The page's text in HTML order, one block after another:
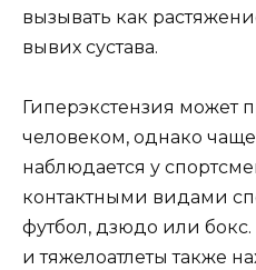
вызывать как
вывих сустава.
Гиперэкстензия может
человеком, однако чаще
наблюдается у
контактными видами
футбол, дзюдо или
и тяжелоатлеты также